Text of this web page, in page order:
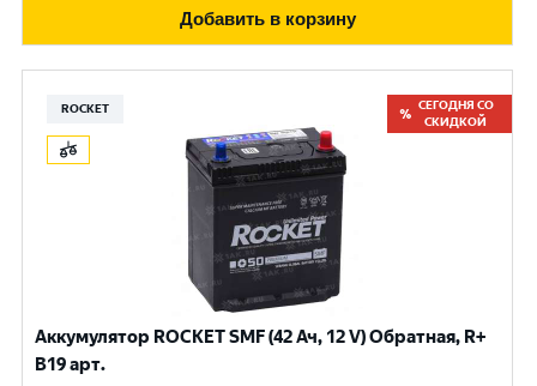
Добавить в корзину
ROCKET
СЕГОДНЯ СО
СКИДКОЙ
Аккумулятор ROCKET SMF (42 Ач, 12 V) Обратная, R+
B19 арт.